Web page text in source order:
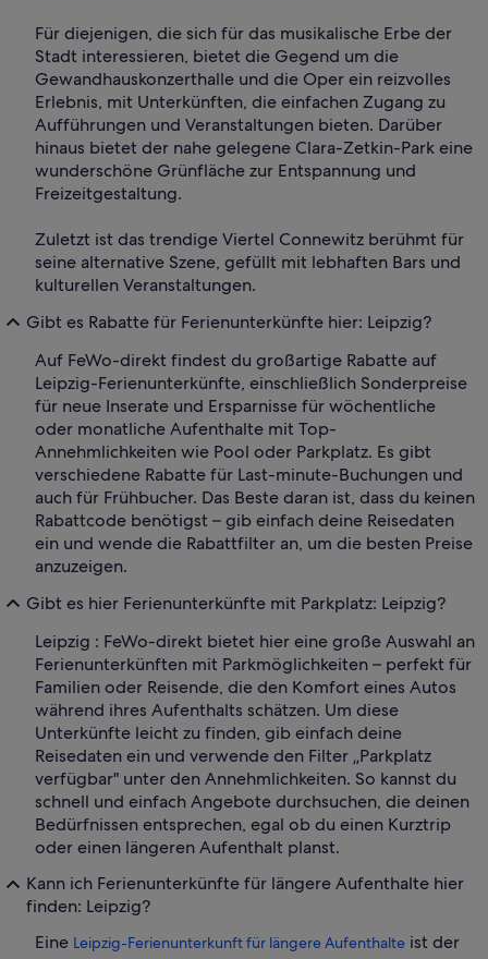
Für diejenigen, die sich für das musikalische Erbe der
Stadt interessieren, bietet die Gegend um die
Gewandhauskonzerthalle und die Oper ein reizvolles
Erlebnis, mit Unterkünften, die einfachen Zugang zu
Aufführungen und Veranstaltungen bieten. Darüber
hinaus bietet der nahe gelegene Clara-Zetkin-Park eine
wunderschöne Grünfläche zur Entspannung und
Freizeitgestaltung.
Zuletzt ist das trendige Viertel Connewitz berühmt für
seine alternative Szene, gefüllt mit lebhaften Bars und
kulturellen Veranstaltungen.
Gibt es Rabatte für Ferienunterkünfte hier: Leipzig?
Auf FeWo-direkt findest du großartige Rabatte auf
Leipzig-Ferienunterkünfte, einschließlich Sonderpreise
für neue Inserate und Ersparnisse für wöchentliche
oder monatliche Aufenthalte mit Top-
Annehmlichkeiten wie Pool oder Parkplatz. Es gibt
verschiedene Rabatte für Last-minute-Buchungen und
auch für Frühbucher. Das Beste daran ist, dass du keinen
Rabattcode benötigst – gib einfach deine Reisedaten
ein und wende die Rabattfilter an, um die besten Preise
anzuzeigen.
Gibt es hier Ferienunterkünfte mit Parkplatz: Leipzig?
Leipzig : FeWo-direkt bietet hier eine große Auswahl an
Ferienunterkünften mit Parkmöglichkeiten – perfekt für
Familien oder Reisende, die den Komfort eines Autos
während ihres Aufenthalts schätzen. Um diese
Unterkünfte leicht zu finden, gib einfach deine
Reisedaten ein und verwende den Filter „Parkplatz
verfügbar" unter den Annehmlichkeiten. So kannst du
schnell und einfach Angebote durchsuchen, die deinen
Bedürfnissen entsprechen, egal ob du einen Kurztrip
oder einen längeren Aufenthalt planst.
Kann ich Ferienunterkünfte für längere Aufenthalte hier
finden: Leipzig?
Eine Leipzig-Ferienunterkunft für längere Aufenthalte ist der